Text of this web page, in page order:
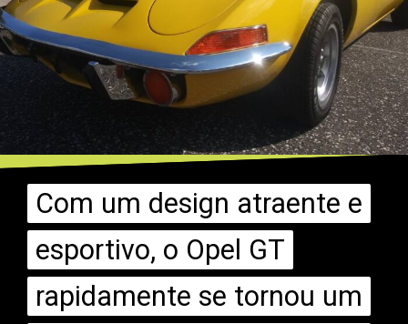
Com um design atraente e
esportivo, o Opel GT
rapidamente se tornou um
Com um design atraente e
esportivo, o Opel GT
rapidamente se tornou um